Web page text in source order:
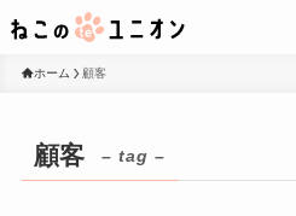
ホーム 顧客
顧客 – tag –